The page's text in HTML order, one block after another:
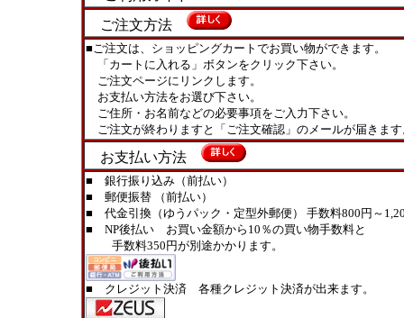
ご注文方法
■ご注文は、ショッピングカートでお買い物ができます。
「カートに入れる」ボタンをクリック下さい。
ご注文ページにリンクします。
お支払い方法をお選び下さい。
ご住所・お名前などの必要事項をご入力下さい。
ご注文が終わりますと「ご注文確認」のメールが届きま
お支払い方法
■ 銀行振り込み（前払い）
■ 郵便振替 （前払い）
■ 代金引換（ゆうパック・定型外郵便） 手数料800円～
■ NP後払い お買い金額から10％の買い物手数料と
手数料350円が別途かかります。
■ クレジット決済 各種クレジット決済が出来ます。